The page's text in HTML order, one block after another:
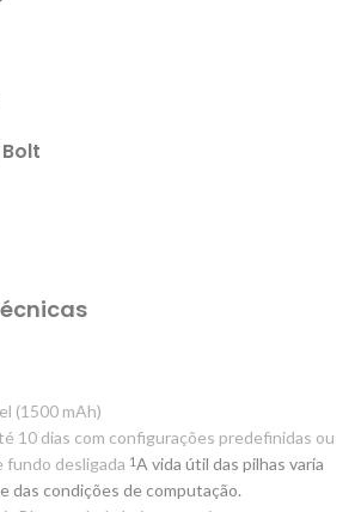
(1500 mAh)
10 dias com configurações predefinidas ou
fundo desligada 1 A vida útil das pilhas varia
das condições de computação.